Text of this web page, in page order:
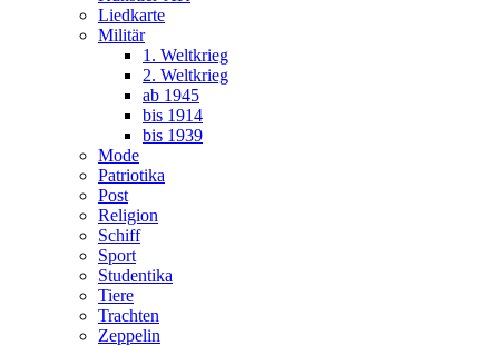
Liedkarte
Militär
1. Weltkrieg
2. Weltkrieg
ab 1945
bis 1914
bis 1939
Mode
Patriotika
Post
Religion
Schiff
Sport
Studentika
Tiere
Trachten
Zeppelin